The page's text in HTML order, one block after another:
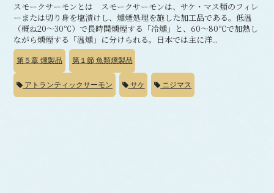
スモークサーモンとは スモークサーモンは、サケ・マス類のフィレ
ーまたは切り身を塩漬けし、燻煙処理を施した加工品である。低温
（概ね20～30℃）で長時間燻煙する「冷燻」と、60～80℃で加熱し
ながら燻煙する「温燻」に分けられる。日本では主に洋...
第５章 燻製品 第１節魚類燻製品
アトランティックサーモン サケ ニジマス